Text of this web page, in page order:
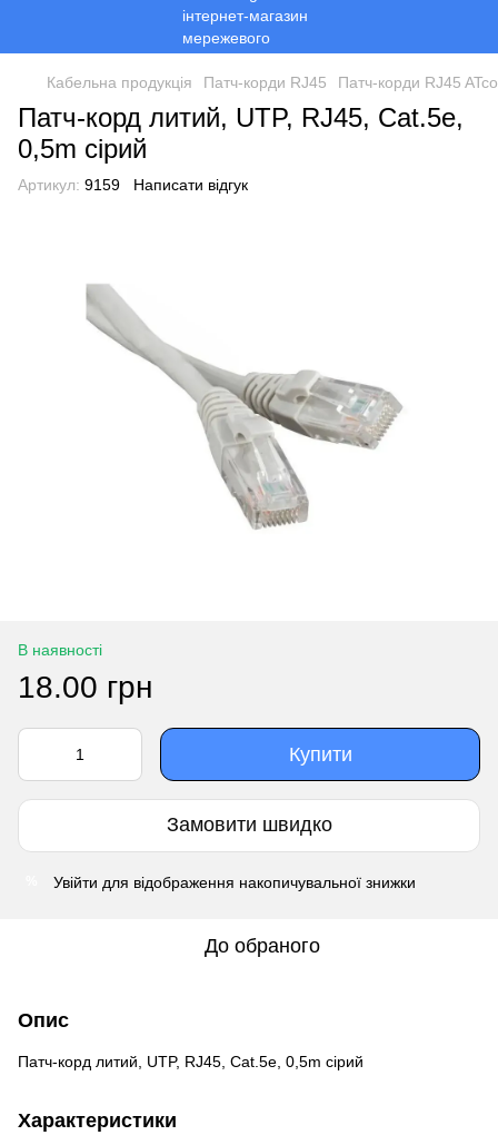
Кабельна продукція Патч-корди RJ45 Патч-корди RJ45
Патч-корд литий, UTP, RJ45, Cat.5e,
0,5m сірий
Артикул: 9159 Написати відгук
В наявності
18.00 грн
Купити
Замовити швидко
Увійти для відображення накопичувальної знижки
До обраного
Опис
Патч-корд литий, UTP, RJ45, Cat.5e, 0,5m сірий
Характеристики